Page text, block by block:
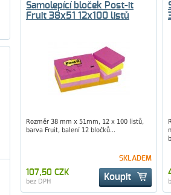
Samolepící bloček Post-it
Fruit 38x51 12x100 listů
Rozměr 38 mm x 51mm, 12 x 100 listů,
barva Fruit, balení 12 bločků...
Koupit
SKLADEM
107,50 CZK
bez DPH